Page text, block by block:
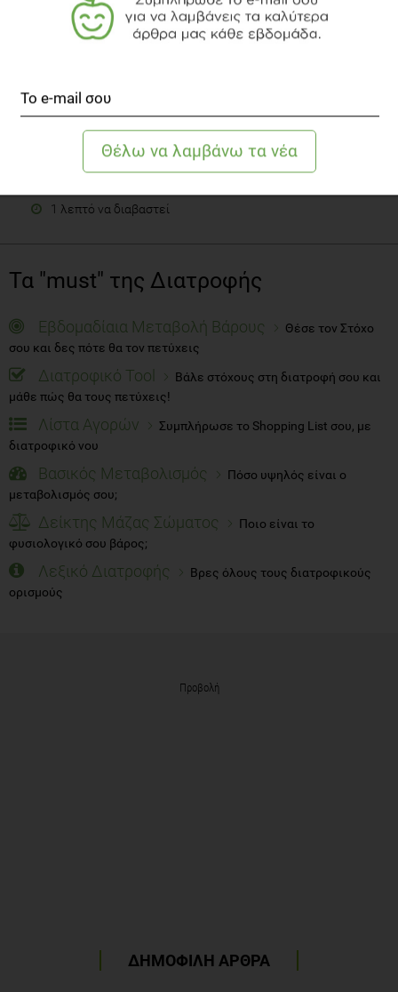
Πώς αλλιώς θα χάσεις βάρος πέραν της διατροφής;
1 λεπτό να διαβαστεί
Τα "must" της Διατροφής
Εβδομαδίαια Μεταβολή Βάρους
Θέσε τον Στόχο
σου και δες πότε θα τον πετύχεις
Διατροφικό Tool
Βάλε στόχους στη διατροφή σου και
μάθε πώς θα τους πετύχεις!
Λίστα Αγορών
Συμπλήρωσε το Shopping List σου, με
διατροφικό νου
Βασικός Μεταβολισμός
Πόσο υψηλός είναι ο
μεταβολισμός σου;
Δείκτης Μάζας Σώματος
Ποιο είναι το
φυσιολογικό σου βάρος;
Λεξικό Διατροφής
Βρες όλους τους διατροφικούς
ορισμούς
Προβολή
ΔΗΜΟΦΙΛΗ ΑΡΘΡΑ